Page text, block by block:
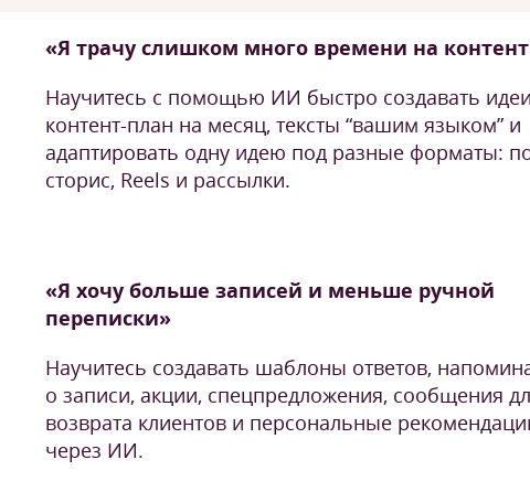
«Я трачу слишком много времени на
Научитесь с помощью ИИ быстро создавать
контент-план на месяц, тексты “вашим языком” и
адаптировать одну идею под разные форматы:
сторис, Reels и рассылки.
«Я хочу больше записей и меньше ручной
переписки»
Научитесь создавать шаблоны ответов,
о записи, акции, спецпредложения, сообщения
возврата клиентов и персональные
через ИИ.